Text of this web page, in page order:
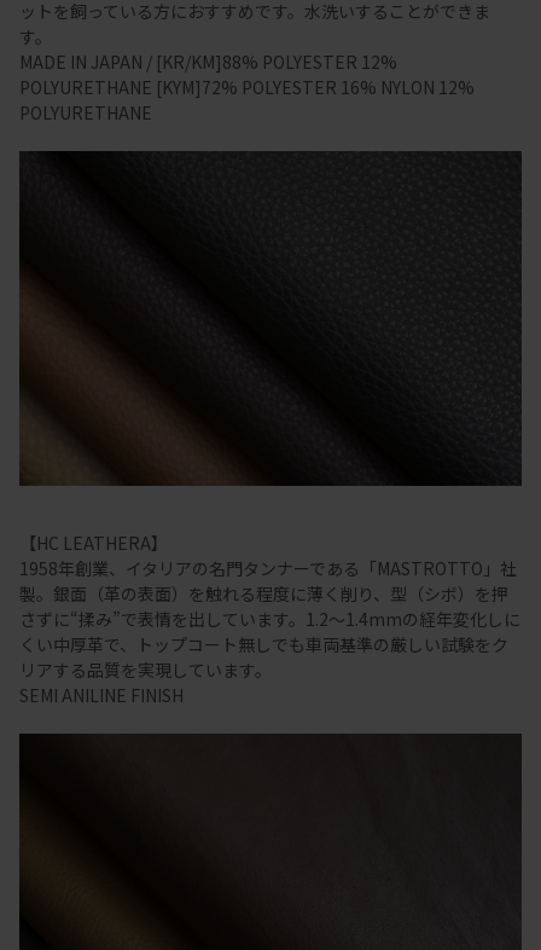
ットを飼っている方におすすめです。水洗いすることができま
す。
MADE IN JAPAN / [KR/KM]88% POLYESTER 12%
POLYURETHANE [KYM]72% POLYESTER 16% NYLON 12%
POLYURETHANE
【HC LEATHERA】
1958年創業、イタリアの名門タンナーである「MASTROTTO」社
製。銀面（革の表面）を触れる程度に薄く削り、型（シボ）を押
さずに“揉み”で表情を出しています。1.2～1.4mmの経年変化しに
くい中厚革で、トップコート無しでも車両基準の厳しい試験をク
リアする品質を実現しています。
SEMI ANILINE FINISH